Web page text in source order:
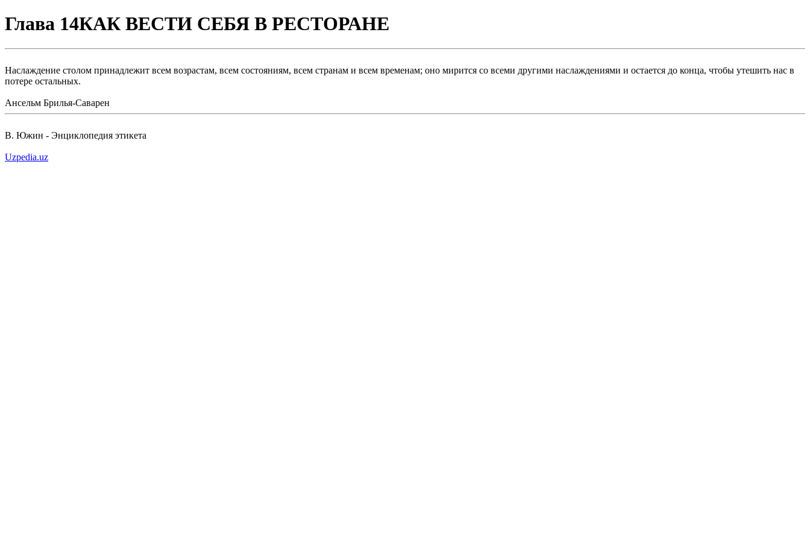
Глава 14КАК ВЕСТИ СЕБЯ В РЕСТОРАНЕ
Наслаждение столом принадлежит всем возрастам, всем состояниям, всем странам и всем временам; оно мирится со всеми другими наслаждениями и остается до конца, чтобы утешить нас в
потере остальных.
Ансельм Брилья-Саварен
В. Южин - Энциклопедия этикета
Uzpedia.uz